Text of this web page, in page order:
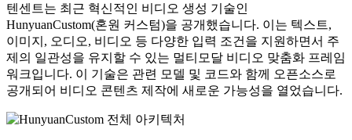
텐센트는 최근 혁신적인 비디오 생성 기술인
HunyuanCustom(혼원 커스텀)을 공개했습니다. 이는 텍스트,
이미지, 오디오, 비디오 등 다양한 입력 조건을 지원하면서 주
제의 일관성을 유지할 수 있는 멀티모달 비디오 맞춤화 프레임
워크입니다. 이 기술은 관련 모델 및 코드와 함께 오픈소스로
공개되어 비디오 콘텐츠 제작에 새로운 가능성을 열었습니다.